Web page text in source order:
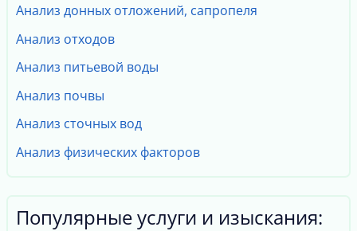
Анализ донных отложений, сапропеля
Анализ отходов
Анализ питьевой воды
Анализ почвы
Анализ сточных вод
Анализ физических факторов
Популярные услуги и изыскания: